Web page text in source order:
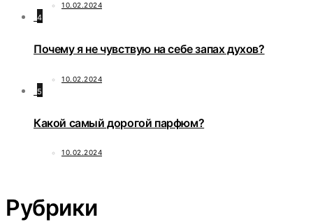
10.02.2024
4
Почему я не чувствую на себе запах духов?
10.02.2024
5
Какой самый дорогой парфюм?
10.02.2024
Рубрики